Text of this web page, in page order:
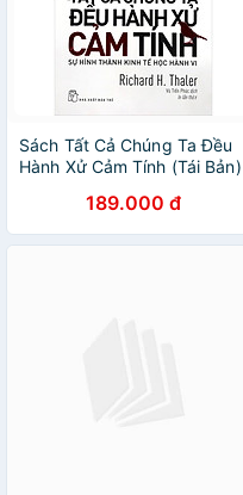
Sách Tất Cả Chúng Ta Đều
Hành Xử Cảm Tính (Tái Bản)
189.000 đ